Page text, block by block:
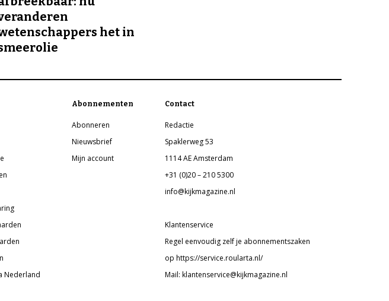
het in
Nederland
Abonnementen
Abonneren
Nieuwsbrief
Mijn account
Contact
Redactie
Spaklerweg 53
1114 AE Amsterdam
+31 (0)20 – 210 5300
info@kijkmagazine.nl
Klantenservice
Regel eenvoudig zelf je abonnementszaken
op https://service.roularta.nl/
Mail: klantenservice@kijkmagazine.nl